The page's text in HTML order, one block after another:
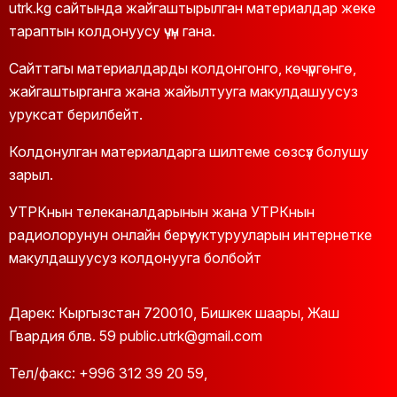
utrk.kg сайтында жайгаштырылган материалдар жеке
тараптын колдонуусу үчүн гана.
Сайттагы материалдарды колдонгонго, көчүргөнгө,
жайгаштырганга жана жайылтууга макулдашуусуз
уруксат берилбейт.
Колдонулган материалдарга шилтеме сөзсүз болушу
зарыл.
УТРКнын телеканалдарынын жана УТРКнын
радиолорунун онлайн берүү-уктурууларын интернетке
макулдашуусуз колдонууга болбойт
Дарек: Кыргызстан 720010, Бишкек шаары, Жаш
Гвардия блв. 59 public.utrk@gmail.com
Тел/факс: +996 312 39 20 59